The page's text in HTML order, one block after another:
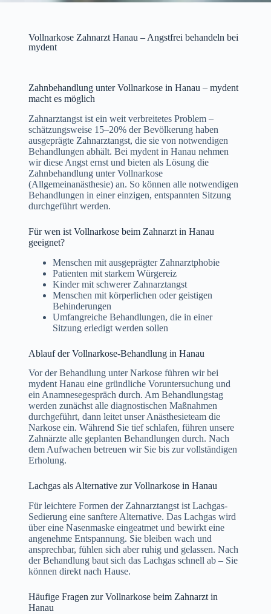
Vollnarkose Zahnarzt Hanau – Angstfrei behandeln bei
mydent
Zahnbehandlung unter Vollnarkose in Hanau – mydent
macht es möglich
Zahnarztangst ist ein weit verbreitetes Problem –
schätzungsweise 15–20% der Bevölkerung haben
ausgeprägte Zahnarztangst, die sie von notwendigen
Behandlungen abhält. Bei mydent in Hanau nehmen
wir diese Angst ernst und bieten als Lösung die
Zahnbehandlung unter Vollnarkose
(Allgemeinanästhesie) an. So können alle notwendigen
Behandlungen in einer einzigen, entspannten Sitzung
durchgeführt werden.
Für wen ist Vollnarkose beim Zahnarzt in Hanau
geeignet?
Menschen mit ausgeprägter Zahnarztphobie
Patienten mit starkem Würgereiz
Kinder mit schwerer Zahnarztangst
Menschen mit körperlichen oder geistigen
Behinderungen
Umfangreiche Behandlungen, die in einer
Sitzung erledigt werden sollen
Ablauf der Vollnarkose-Behandlung in Hanau
Vor der Behandlung unter Narkose führen wir bei
mydent Hanau eine gründliche Voruntersuchung und
ein Anamnesegespräch durch. Am Behandlungstag
werden zunächst alle diagnostischen Maßnahmen
durchgeführt, dann leitet unser Anästhesieteam die
Narkose ein. Während Sie tief schlafen, führen unsere
Zahnärzte alle geplanten Behandlungen durch. Nach
dem Aufwachen betreuen wir Sie bis zur vollständigen
Erholung.
Lachgas als Alternative zur Vollnarkose in Hanau
Für leichtere Formen der Zahnarztangst ist Lachgas-
Sedierung eine sanftere Alternative. Das Lachgas wird
über eine Nasenmaske eingeatmet und bewirkt eine
angenehme Entspannung. Sie bleiben wach und
ansprechbar, fühlen sich aber ruhig und gelassen. Nach
der Behandlung baut sich das Lachgas schnell ab – Sie
können direkt nach Hause.
Häufige Fragen zur Vollnarkose beim Zahnarzt in
Hanau